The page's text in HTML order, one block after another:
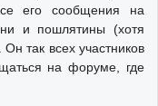
его сообщения на
и пошлятины (хотя
Он так всех участников
на форуме, где